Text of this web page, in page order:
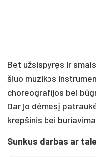
Bet užsispyręs ir
šiuo muzikos
choreografijos bei
Dar jo dėmesį
krepšinis bei
Sunkus darbas ar